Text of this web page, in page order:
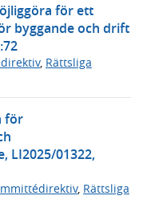
för ett
byggande och drift
, Rättsliga
för
LI2025/01322,
, Rättsliga